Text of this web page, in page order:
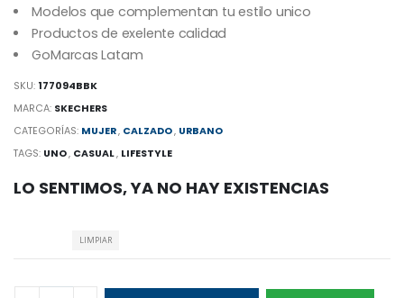
Modelos que complementan tu estilo unico
Productos de exelente calidad
GoMarcas Latam
SKU: 177094BBK
MARCA: SKECHERS
CATEGORÍAS: MUJER, CALZADO, URBANO
TAGS: UNO, CASUAL, LIFESTYLE
LO SENTIMOS, YA NO HAY EXISTENCIAS
LIMPIAR